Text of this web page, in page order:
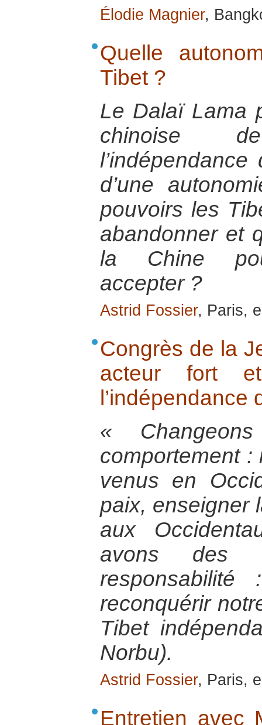
Élodie Magnier,
Quelle
Tibet ?
Le Dalaï Lama
chinoise
d’une
pouvoirs les
abandonner et
la Chine
accepter ?
Astrid Fossier, Paris,
Congrès de la
acteur fort
l’indépendance
«
comportement
venus en
paix, enseigner
aux
avons des
reconquérir
Tibet
Norbu).
Astrid Fossier, Paris,
Entretien avec